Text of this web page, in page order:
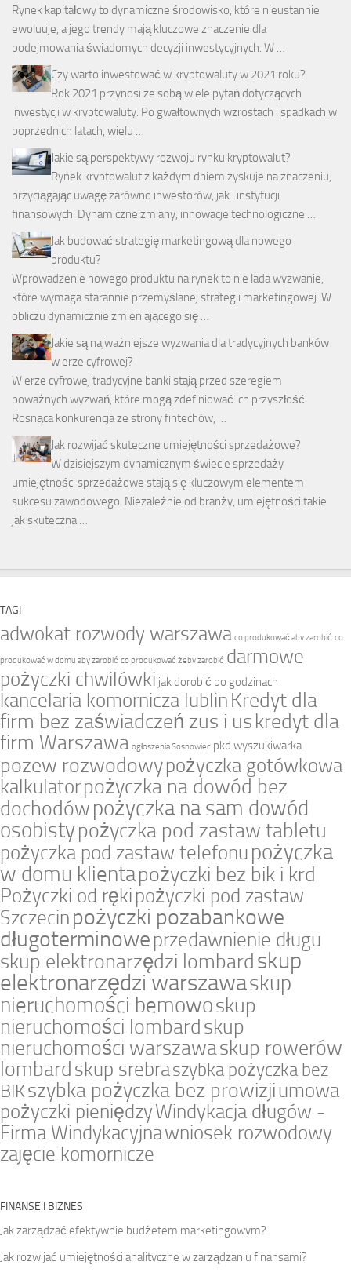
Rynek kapitałowy to dynamiczne środowisko, które nieustannie
ewoluuje, a jego trendy mają kluczowe znaczenie dla
podejmowania świadomych decyzji inwestycyjnych. W …
Czy warto inwestować w kryptowaluty w 2021 roku?
Rok 2021 przynosi ze sobą wiele pytań dotyczących
inwestycji w kryptowaluty. Po gwałtownych wzrostach i spadkach w
poprzednich latach, wielu …
Jakie są perspektywy rozwoju rynku kryptowalut?
Rynek kryptowalut z każdym dniem zyskuje na znaczeniu,
przyciągając uwagę zarówno inwestorów, jak i instytucji
finansowych. Dynamiczne zmiany, innowacje technologiczne …
Jak budować strategię marketingową dla nowego
produktu?
Wprowadzenie nowego produktu na rynek to nie lada wyzwanie,
które wymaga starannie przemyślanej strategii marketingowej. W
obliczu dynamicznie zmieniającego się …
Jakie są najważniejsze wyzwania dla tradycyjnych banków
w erze cyfrowej?
W erze cyfrowej tradycyjne banki stają przed szeregiem
poważnych wyzwań, które mogą zdefiniować ich przyszłość.
Rosnąca konkurencja ze strony fintechów, …
Jak rozwijać skuteczne umiejętności sprzedażowe?
W dzisiejszym dynamicznym świecie sprzedaży
umiejętności sprzedażowe stają się kluczowym elementem
sukcesu zawodowego. Niezależnie od branży, umiejętności takie
jak skuteczna …
TAGI
adwokat rozwody warszawa co produkować aby zarobić co
produkować w domu aby zarobić co produkować żeby zarobić darmowe
pożyczki chwilówki jak dorobić po godzinach
kancelaria komornicza lublin Kredyt dla
firm bez zaświadczeń zus i uskredyt dla
firm Warszawa ogłoszenia Sosnowiec pkd wyszukiwarka
pozew rozwodowypożyczka gotówkowa
kalkulatorpożyczka na dowód bez
dochodówpożyczka na sam dowód
osobistypożyczka pod zastaw tabletu
pożyczka pod zastaw telefonu pożyczka
w domu klientapożyczki bez bik i krd
Pożyczki od ręki pożyczki pod zastaw
Szczecin pożyczki pozabankowe
długoterminowe przedawnienie długu
skup elektronarzędzi lombardskup
elektronarzędzi warszawaskup
nieruchomości bemowoskup
nieruchomości lombardskup
nieruchomości warszawaskup rowerów
lombard skup srebraszybka pożyczka bez
BIKszybka pożyczka bez prowizjiumowa
pożyczki pieniędzyWindykacja długów -
Firma Windykacyjnawniosek rozwodowy
zajęcie komornicze
FINANSE I BIZNES
Jak zarządzać efektywnie budżetem marketingowym?
Jak rozwijać umiejętności analityczne w zarządzaniu finansami?